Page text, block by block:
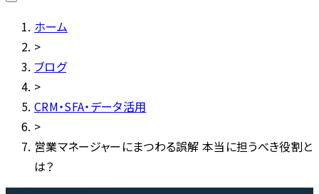
ホーム
>
ブログ
>
CRM・SFA・データ活用
>
営業マネージャーにまつわる誤解 本当に担うべき役割と
は？